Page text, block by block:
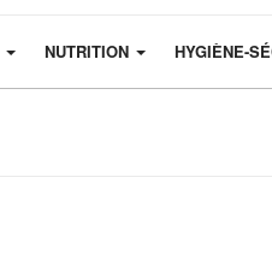
NUTRITION HYGIÈNE-